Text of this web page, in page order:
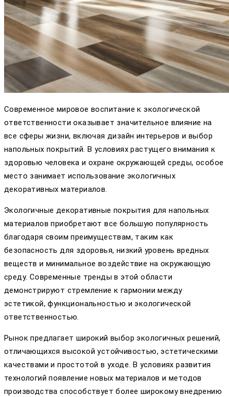
Современное мировое воспитание к экологической
ответственности оказывает значительное влияние на
все сферы жизни, включая дизайн интерьеров и выбор
напольных покрытий. В условиях растущего внимания к
здоровью человека и охране окружающей среды, особое
место занимает использование экологичных
декоративных материалов.
Экологичные декоративные покрытия для напольных
материалов приобретают все большую популярность
благодаря своим преимуществам, таким как
безопасность для здоровья, низкий уровень вредных
веществ и минимальное воздействие на окружающую
среду. Современные тренды в этой области
демонстрируют стремление к гармонии между
эстетикой, функциональностью и экологической
ответственностью.
Рынок предлагает широкий выбор экологичных решений,
отличающихся высокой устойчивостью, эстетическими
качествами и простотой в уходе. В условиях развития
технологий появление новых материалов и методов
производства способствует более широкому внедрению